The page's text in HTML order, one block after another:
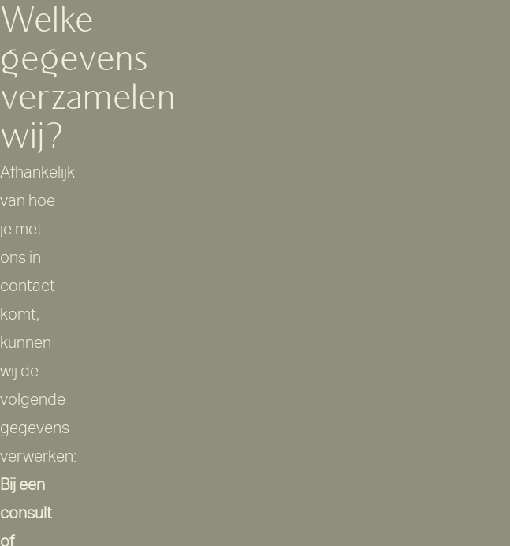
Welke
gegevens
verzamelen
wij?
Afhankelijk
van hoe
je met
ons in
contact
komt,
kunnen
wij de
volgende
gegevens
verwerken:
Bij een
consult
of